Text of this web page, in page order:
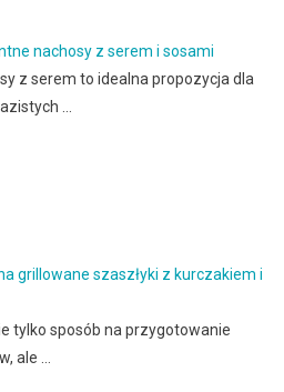
nachosy z serem i sosami
z serem to idealna propozycja dla
…
grillowane szaszłyki z kurczakiem i
tylko sposób na przygotowanie
ale …